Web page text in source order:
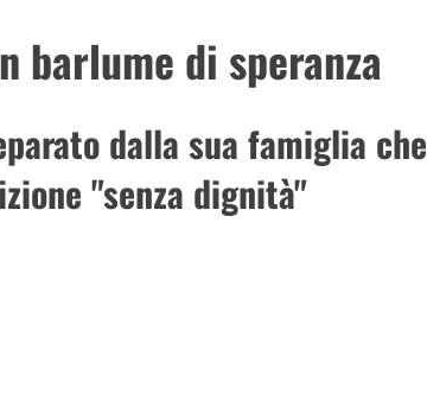
barlume di speranza
dalla sua famiglia che
"senza dignità"